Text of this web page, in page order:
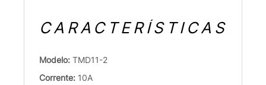
CARACTERÍSTICAS
Modelo: TMD11-2
Corrente: 10A